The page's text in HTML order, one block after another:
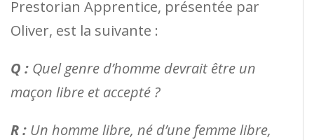
Prestorian Apprentice, présentée par
Oliver, est la suivante :
Q : Quel genre d’homme devrait être un
maçon libre et accepté ?
R : Un homme libre, né d’une femme libre,